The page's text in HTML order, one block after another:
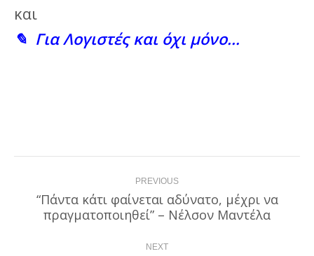
και
✎ Για Λογιστές και όχι μόνο…
navigation PREVIOUS
Previous
post:
“Πάντα κάτι φαίνεται αδύνατο, μέχρι να
πραγματοποιηθεί” – Νέλσον Μαντέλα
NEXT